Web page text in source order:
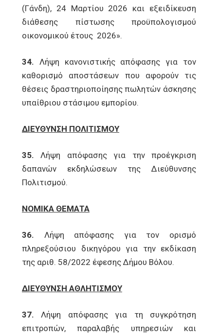
(Γάνδη), 24 Μαρτίου 2026 και εξειδίκευση
διάθεσης πίστωσης προϋπολογισμού
οικονομικού έτους 2026».
34. Λήψη κανονιστικής απόφασης για τον
καθορισμό αποστάσεων που αφορούν τις
θέσεις δραστηριοποίησης πωλητών άσκησης
υπαίθριου στάσιμου εμπορίου.
ΔΙΕΥΘΥΝΣΗ ΠΟΛΙΤΙΣΜΟΥ
35.Λήψη απόφασης για την προέγκριση
δαπανών εκδηλώσεων της Διεύθυνσης
Πολιτισμού.
ΝΟΜΙΚΑ ΘΕΜΑΤΑ
36. Λήψη απόφασης για τον ορισμό
πληρεξούσιου δικηγόρου για την εκδίκαση
της αριθ. 58/2022 έφεσης Δήμου Βόλου.
ΔΙΕΥΘΥΝΣΗ ΑΘΛΗΤΙΣΜΟΥ
37.Λήψη απόφασης για τη συγκρότηση
επιτροπών, παραλαβής υπηρεσιών και